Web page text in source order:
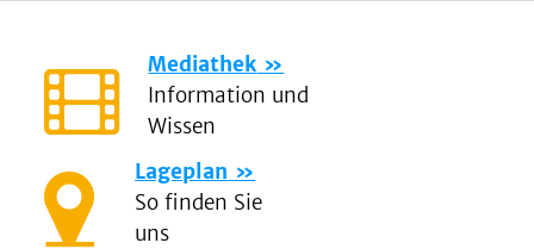
Mediathek
Information und
Wissen
Lageplan
So finden Sie
uns